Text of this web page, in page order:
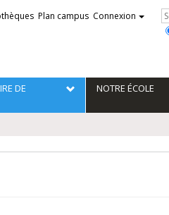
Plan campus Connexion
DE NOTRE ÉCOLE